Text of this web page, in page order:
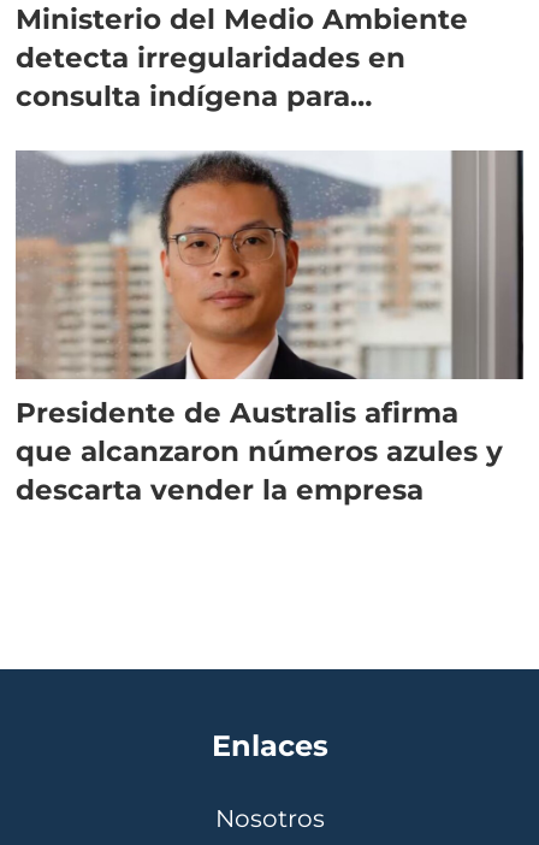
Ministerio del Medio Ambiente
detecta irregularidades en
consulta indígena para
Presidente de Australis afirma
que alcanzaron números azules y
descarta vender la empresa
Enlaces
Nosotros